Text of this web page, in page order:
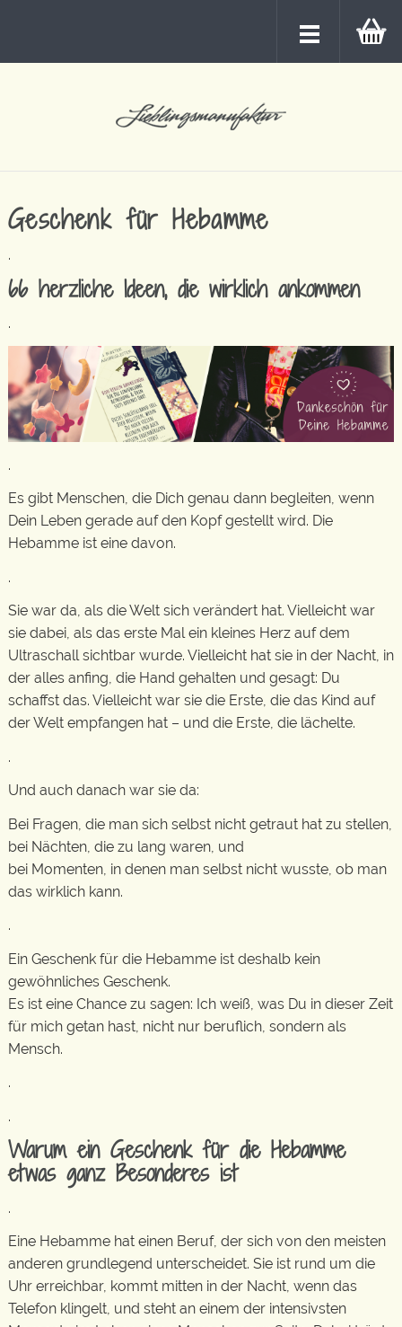
Geschenk für Hebamme
.
66 herzliche Ideen, die wirklich ankommen
.
.
Es gibt Menschen, die Dich genau dann begleiten, wenn
Dein Leben gerade auf den Kopf gestellt wird. Die
Hebamme ist eine davon.
.
Sie war da, als die Welt sich verändert hat. Vielleicht war
sie dabei, als das erste Mal ein kleines Herz auf dem
Ultraschall sichtbar wurde. Vielleicht hat sie in der Nacht, in
der alles anfing, die Hand gehalten und gesagt: Du
schaffst das. Vielleicht war sie die Erste, die das Kind auf
der Welt empfangen hat – und die Erste, die lächelte.
.
Und auch danach war sie da:
Bei Fragen, die man sich selbst nicht getraut hat zu stellen,
bei Nächten, die zu lang waren, und
bei Momenten, in denen man selbst nicht wusste, ob man
das wirklich kann.
.
Ein Geschenk für die Hebamme ist deshalb kein
gewöhnliches Geschenk.
Es ist eine Chance zu sagen: Ich weiß, was Du in dieser Zeit
für mich getan hast, nicht nur beruflich, sondern als
Mensch.
.
.
Warum ein Geschenk für die Hebamme
etwas ganz Besonderes ist
.
Eine Hebamme hat einen Beruf, der sich von den meisten
anderen grundlegend unterscheidet. Sie ist rund um die
Uhr erreichbar, kommt mitten in der Nacht, wenn das
Telefon klingelt, und steht an einem der intensivsten